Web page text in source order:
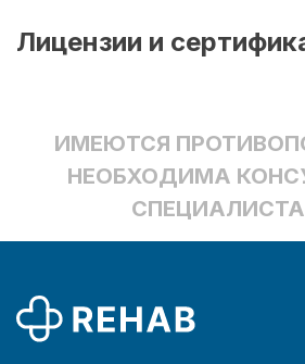
Лицензии и
ИМЕЮТСЯ
НЕОБХОДИМА